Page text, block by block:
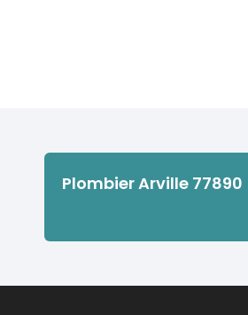
Plombier Arville 77890